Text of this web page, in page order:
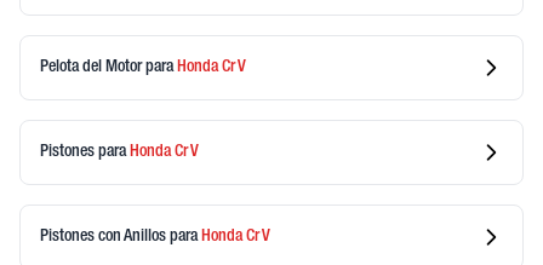
Pelota del Motorpara HondaCr V
Pistones para HondaCr V
Pistones con Anillos para HondaCr V